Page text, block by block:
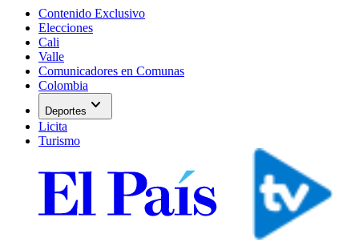
Contenido Exclusivo
Elecciones
Cali
Valle
Comunicadores en Comunas
Colombia
Deportes expand_more
Licita
Turismo